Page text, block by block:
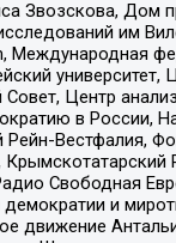
Звозскова, Дом
им
Международная
Центр
в России,
Вестфалия,
Свободная
и
движение